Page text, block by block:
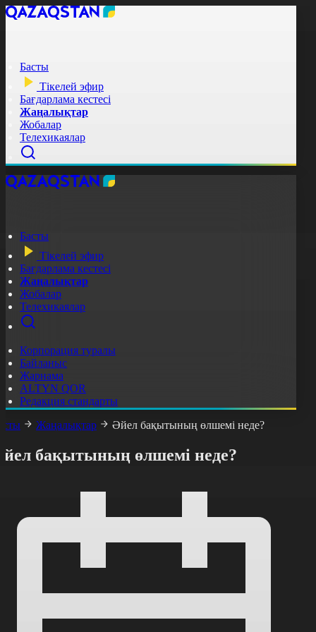
Басты
Тікелей эфир
Бағдарлама кестесі
Жаңалықтар
Жобалар
Телехикаялар
Басты
Тікелей эфир
Бағдарлама кестесі
Жаңалықтар
Жобалар
Телехикаялар
Корпорация туралы
Байланыс
Жарнама
ALTYN QOR
Редакция стандарты
Жаңалықтар Әйел бақытының өлшемі неде?
бақытының өлшемі неде?